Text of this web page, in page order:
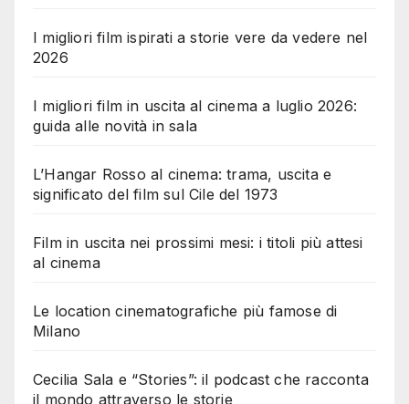
I migliori film ispirati a storie vere da vedere nel
2026
I migliori film in uscita al cinema a luglio 2026:
guida alle novità in sala
L’Hangar Rosso al cinema: trama, uscita e
significato del film sul Cile del 1973
Film in uscita nei prossimi mesi: i titoli più attesi
al cinema
Le location cinematografiche più famose di
Milano
Cecilia Sala e “Stories”: il podcast che racconta
il mondo attraverso le storie